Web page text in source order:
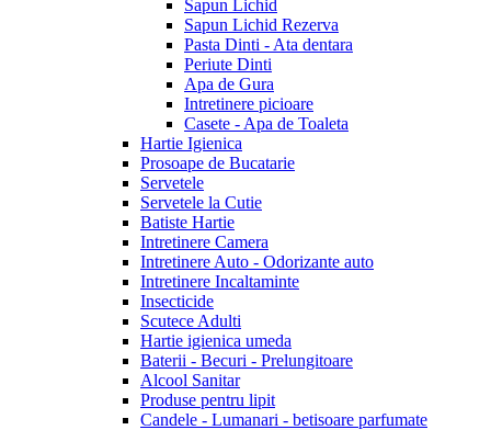
Sapun Lichid
Sapun Lichid Rezerva
Pasta Dinti - Ata dentara
Periute Dinti
Apa de Gura
Intretinere picioare
Casete - Apa de Toaleta
Hartie Igienica
Prosoape de Bucatarie
Servetele
Servetele la Cutie
Batiste Hartie
Intretinere Camera
Intretinere Auto - Odorizante auto
Intretinere Incaltaminte
Insecticide
Scutece Adulti
Hartie igienica umeda
Baterii - Becuri - Prelungitoare
Alcool Sanitar
Produse pentru lipit
Candele - Lumanari - betisoare parfumate